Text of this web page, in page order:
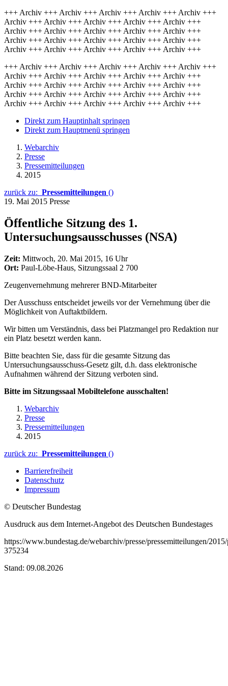
+++ Archiv +++ Archiv +++ Archiv +++ Archiv +++ Archiv +++
Archiv +++ Archiv +++ Archiv +++ Archiv +++ Archiv +++
Archiv +++ Archiv +++ Archiv +++ Archiv +++ Archiv +++
Archiv +++ Archiv +++ Archiv +++ Archiv +++ Archiv +++
Archiv +++ Archiv +++ Archiv +++ Archiv +++ Archiv +++
+++ Archiv +++ Archiv +++ Archiv +++ Archiv +++ Archiv +++
Archiv +++ Archiv +++ Archiv +++ Archiv +++ Archiv +++
Archiv +++ Archiv +++ Archiv +++ Archiv +++ Archiv +++
Archiv +++ Archiv +++ Archiv +++ Archiv +++ Archiv +++
Archiv +++ Archiv +++ Archiv +++ Archiv +++ Archiv +++
Direkt zum Hauptinhalt springen
Direkt zum Hauptmenü springen
Webarchiv
Presse
Pressemitteilungen
2015
zurück zu: Pressemitteilungen ()
19. Mai 2015 Presse
Öffentliche Sitzung des 1.
Untersuchungsausschusses (NSA)
Zeit: Mittwoch, 20. Mai 2015, 16 Uhr
Ort: Paul-Löbe-Haus, Sitzungssaal 2 700
Zeugenvernehmung mehrerer BND-Mitarbeiter
Der Ausschuss entscheidet jeweils vor der Vernehmung über die
Möglichkeit von Auftaktbildern.
Wir bitten um Verständnis, dass bei Platzmangel pro Redaktion nur
ein Platz besetzt werden kann.
Bitte beachten Sie, dass für die gesamte Sitzung das
Untersuchungsausschuss-Gesetz gilt, d.h. dass elektronische
Aufnahmen während der Sitzung verboten sind.
Bitte im Sitzungssaal Mobiltelefone ausschalten!
Webarchiv
Presse
Pressemitteilungen
2015
zurück zu: Pressemitteilungen ()
Barrierefreiheit
Datenschutz
Impressum
© Deutscher Bundestag
Ausdruck aus dem Internet-Angebot des Deutschen Bundestages
https://www.bundestag.de/webarchiv/presse/pressemitteilungen/
375234
Stand: 09.08.2026